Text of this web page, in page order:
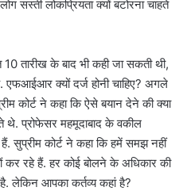
सस्ती लोकप्रियता क्यों बटोरना चाहते
तारीख के बाद भी कही जा सकती थी,
क्यों दर्ज होनी चाहिए? अगले
कोर्ट ने कहा कि ऐसे बयान देने की क्या
प्रोफेसर महमूदाबाद के वकील
सुप्रीम कोर्ट ने कहा कि हमें समझ नहीं
कर रहे हैं. हर कोई बोलने के अधिकार की
है. लेकिन आपका कर्तव्य कहां है?